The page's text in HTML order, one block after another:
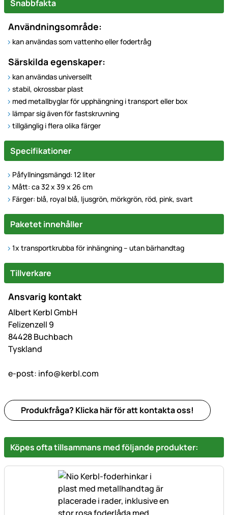
Snabbfakta
Användningsområde:
kan användas som vattenho eller fodertråg
Särskilda egenskaper:
kan användas universellt
stabil, okrossbar plast
med metallbyglar för upphängning i transport eller box
lämpar sig även för fastskruvning
tillgänglig i flera olika färger
Specifikationer
Påfyllningsmängd: 12 liter
Mått: ca 32 x 39 x 26 cm
Färger: blå, royal blå, ljusgrön, mörkgrön, röd, pink, svart
Paketet innehåller
1x transportkrubba för inhängning – utan bärhandtag
Tillverkare
Ansvarig kontakt
Albert Kerbl GmbH
Felizenzell 9
84428 Buchbach
Tyskland
e-post: info@kerbl.com
Produkfråga? Klicka här för att kontakta oss!
Köpes ofta tillsammans med följande produkter: